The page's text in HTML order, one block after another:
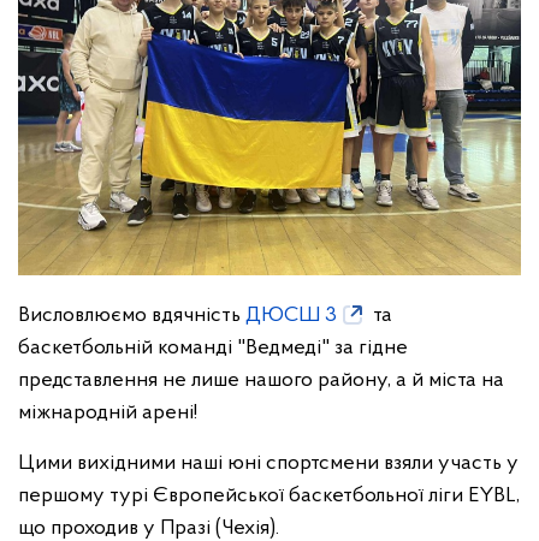
Висловлюємо вдячність ДЮСШ 3
та
баскетбольній команді "Ведмеді" за гідне
представлення не лише нашого району, а й міста на
міжнародній арені!
Цими вихідними наші юні спортсмени взяли участь у
першому турі Європейської баскетбольної ліги EYBL,
що проходив у Празі (Чехія).